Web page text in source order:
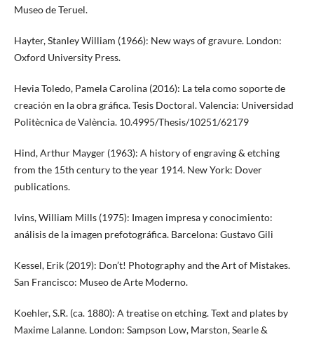
Museo de Teruel.
Hayter, Stanley William (1966): New ways of gravure. London:
Oxford University Press.
Hevia Toledo, Pamela Carolina (2016): La tela como soporte de
creación en la obra gráfica. Tesis Doctoral. Valencia: Universidad
Politècnica de València. 10.4995/Thesis/10251/62179
Hind, Arthur Mayger (1963): A history of engraving & etching
from the 15th century to the year 1914. New York: Dover
publications.
Ivins, William Mills (1975): Imagen impresa y conocimiento:
análisis de la imagen prefotográfica. Barcelona: Gustavo Gili
Kessel, Erik (2019): Don’t! Photography and the Art of Mistakes.
San Francisco: Museo de Arte Moderno.
Koehler, S.R. (ca. 1880): A treatise on etching. Text and plates by
Maxime Lalanne. London: Sampson Low, Marston, Searle &